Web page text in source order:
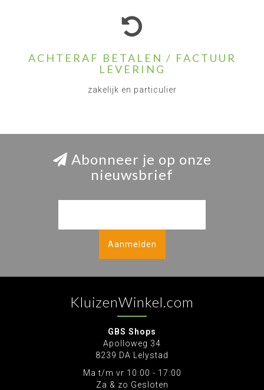
ACHTERAF BETALEN / FACTUUR
LEVERING
zakelijk en particulier
Abonneer je op onze
nieuwsbrief
Aanmelden
KluizenWinkel.com
GBS Shops
Apolloweg 34
8239 DA Lelystad
Ma t/m vr 10:00 - 17:00
Za & zo Gesloten